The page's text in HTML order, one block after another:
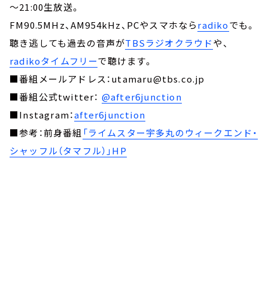
～21:00生放送。
FM90.5MHz、AM954kHz、PCやスマホならradikoでも。
聴き逃しても過去の音声がTBSラジオクラウドや、
radikoタイムフリーで聴けます。
■番組メールアドレス：utamaru@tbs.co.jp
■番組公式twitter： @after6junction
■Instagram：after6junction
■参考：前身番組 「ライムスター宇多丸のウィークエンド・
シャッフル（タマフル）」HP